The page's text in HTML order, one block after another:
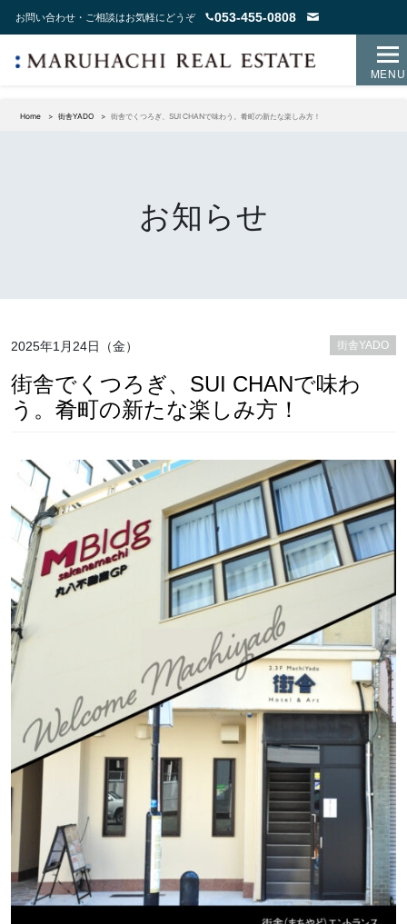
お問い合わせ・ご相談はお気軽にどうぞ 053-455-0808
MENU
Home 街舎YADO 街舎でくつろぎ、SUI CHANで味わう。肴町の新たな楽しみ方！
お知らせ
2025年1月24日（金） 街舎YADO
街舎でくつろぎ、SUI CHANで味わ
う。肴町の新たな楽しみ方！